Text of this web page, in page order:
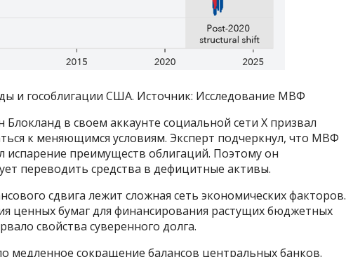
и гособлигации США. Источник: Исследование МВФ
в своем аккаунте социальной сети X призвал
к меняющимся условиям. Эксперт подчеркнул, что МВФ
преимуществ облигаций. Поэтому он
переводить средства в дефицитные активы.
сдвига лежит сложная сеть экономических факторов.
ценных бумаг для финансирования растущих бюджетных
свойства суверенного долга.
медленное сокращение балансов центральных банков.